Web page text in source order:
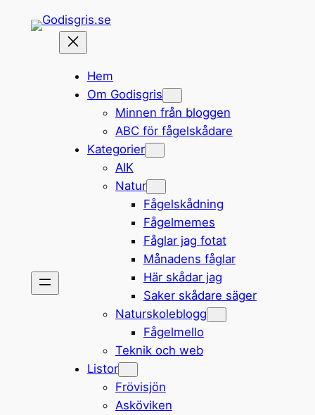
Hem
Om Godisgris
Minnen från bloggen
ABC för fågelskådare
Kategorier
AIK
Natur
Fågelskådning
Fågelmemes
Fåglar jag fotat
Månadens fåglar
Här skådar jag
Saker skådare säger
Naturskoleblogg
Fågelmello
Teknik och web
Listor
Frövisjön
Asköviken